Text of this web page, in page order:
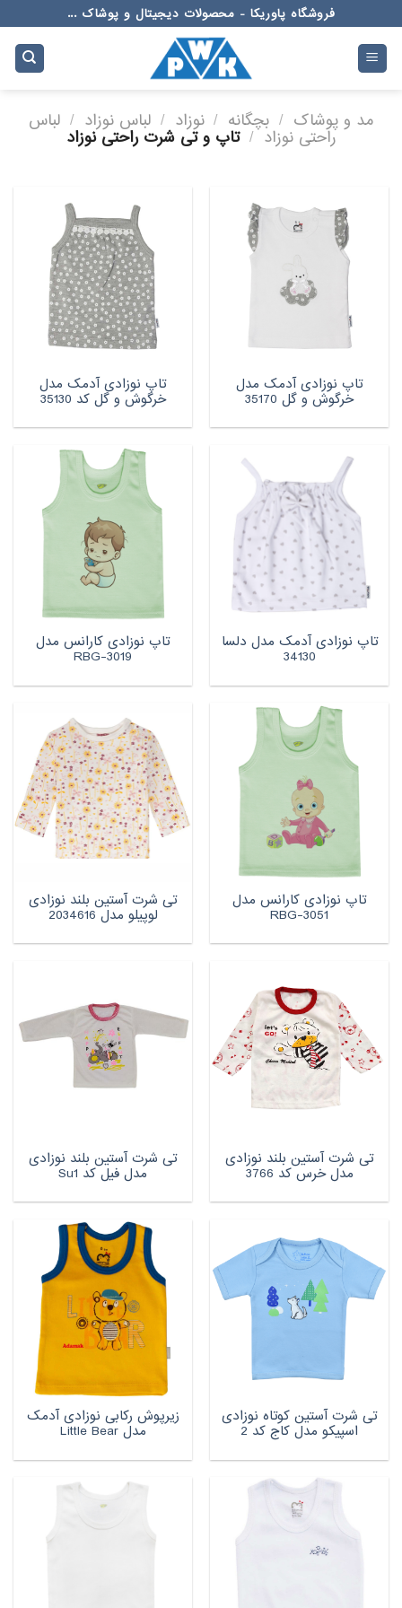
to
content
فروشگاه پاوریکا - محصولات دیجیتال و پوشاک ...
مد و پوشاک / بچگانه / نوزاد / لباس نوزاد / لباس
راحتی نوزاد / تاپ و تی شرت راحتی نوزاد
تاپ نوزادی آدمک مدل
خرگوش و گل 35170
تاپ نوزادی آدمک مدل
خرگوش و گل کد 35130
تاپ نوزادی آدمک مدل دلسا
34130
تاپ نوزادی کارانس مدل
RBG-3019
تاپ نوزادی کارانس مدل
RBG-3051
تی شرت آستین بلند نوزادی
لوپیلو مدل 2034616
تی شرت آستین بلند نوزادی
مدل خرس کد 3766
تی شرت آستین بلند نوزادی
مدل فیل کد Su1
تی شرت آستین کوتاه نوزادی
اسپیکو مدل کاج کد 2
زیرپوش رکابی نوزادی آدمک
مدل Little Bear